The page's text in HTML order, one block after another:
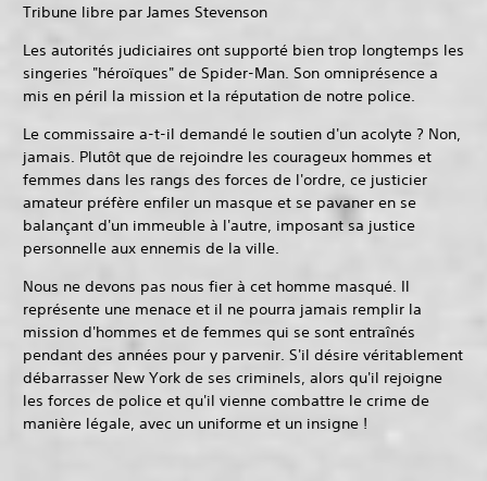
Tribune libre par James Stevenson
Les autorités judiciaires ont supporté bien trop longtemps les
singeries "héroïques" de Spider-Man. Son omniprésence a
mis en péril la mission et la réputation de notre police.
Le commissaire a-t-il demandé le soutien d'un acolyte ? Non,
jamais. Plutôt que de rejoindre les courageux hommes et
femmes dans les rangs des forces de l'ordre, ce justicier
amateur préfère enfiler un masque et se pavaner en se
balançant d'un immeuble à l'autre, imposant sa justice
personnelle aux ennemis de la ville.
Nous ne devons pas nous fier à cet homme masqué. Il
représente une menace et il ne pourra jamais remplir la
mission d'hommes et de femmes qui se sont entraînés
pendant des années pour y parvenir. S'il désire véritablement
débarrasser New York de ses criminels, alors qu'il rejoigne
les forces de police et qu'il vienne combattre le crime de
manière légale, avec un uniforme et un insigne !